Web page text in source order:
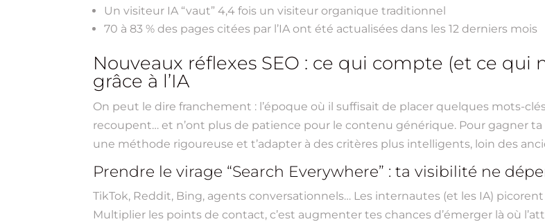
Un visiteur IA “vaut” 4,4 fois un visiteur organique traditionnel
70 à 83 % des pages citées par l’IA ont été actualisées dans les 12 derniers mois
Nouveaux réflexes SEO : ce qui compte (et ce
grâce à l’IA
On peut le dire franchement : l’époque où il suffisait de placer quelques mots-
recoupent… et n’ont plus de patience pour le contenu générique. Pour gagner ta
une méthode rigoureuse et t’adapter à des critères plus intelligents, loin des
Prendre le virage “Search Everywhere” : ta visibilité ne
TikTok, Reddit, Bing, agents conversationnels… Les internautes (et les IA)
Multiplier les points de contact, c’est augmenter tes chances d’émerger là où